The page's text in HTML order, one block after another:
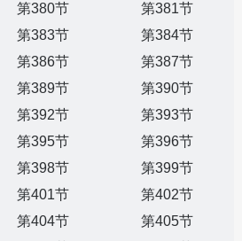
第380节
第381节
第383节
第384节
第386节
第387节
第389节
第390节
第392节
第393节
第395节
第396节
第398节
第399节
第401节
第402节
第404节
第405节